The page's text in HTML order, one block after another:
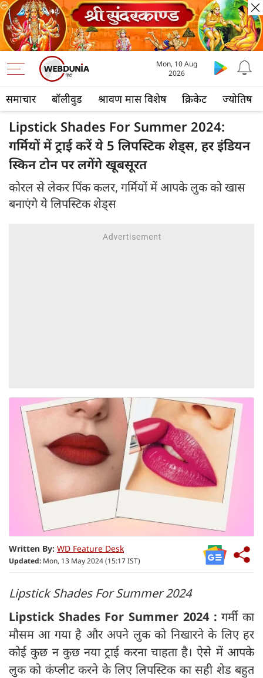
समाचार बॉलीवुड श्रावण मास विशेष क्रिकेट ज्योतिष
Mon, 10 Aug
2026
Lipstick Shades For Summer 2024:
गर्मियों में ट्राई करें ये 5 लिपस्टिक शेड्स, हर इंडियन
स्किन टोन पर लगेंगे खूबसूरत
कोरल से लेकर पिंक कलर, गर्मियों में आपके लुक को खास
बनाएंगे ये लिपस्टिक शेड्स
Written By: WD Feature Desk
Updated: Mon, 13 May 2024 (15:17 IST)
Lipstick Shades For Summer 2024
Lipstick Shades For Summer 2024 : गर्मी का
मौसम आ गया है और अपने लुक को निखारने के लिए हर
कोई कुछ न कुछ नया ट्राई करना चाहता है। ऐसे में आपके
लुक को कंप्लीट करने के लिए लिपस्टिक का सही शेड बहुत